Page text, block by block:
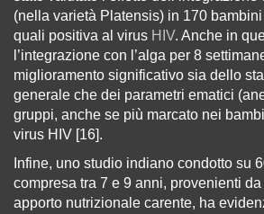
(nella varietà Platensis) in 170
quali positiva al virus HIV. Anche in
l’integrazione con l’alga per 8
miglioramento significativo sia dello
generale che dei parametri ematici
gruppi, anche se più marcato nei
virus HIV [16].
Infine, uno studio indiano condotto su
compresa tra 7 e 9 anni, provenienti
apporto nutrizionale carente, ha